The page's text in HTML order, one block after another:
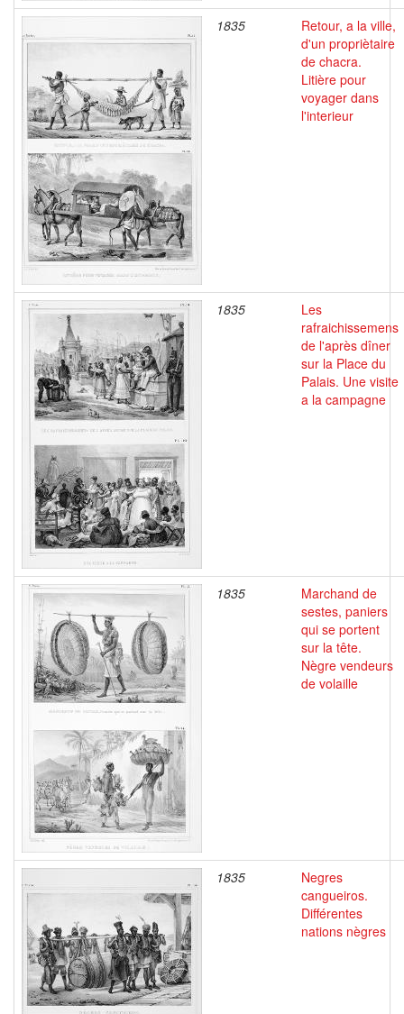
1835
Retour, a la ville,
d'un propriètaire
de chacra.
Litière pour
voyager dans
l'interieur
1835
Les
rafraichissemens
de l'après dîner
sur la Place du
Palais. Une visite
a la campagne
1835
Marchand de
sestes, paniers
qui se portent
sur la tête.
Nègre vendeurs
de volaille
1835
Negres
cangueiros.
Différentes
nations nègres